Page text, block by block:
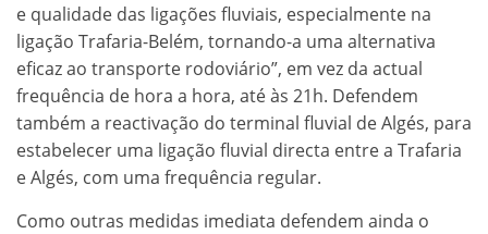
e qualidade das ligações fluviais, especialmente na
ligação Trafaria-Belém, tornando-a uma alternativa
eficaz ao transporte rodoviário”, em vez da actual
frequência de hora a hora, até às 21h. Defendem
também a reactivação do terminal fluvial de Algés, para
estabelecer uma ligação fluvial directa entre a Trafaria
e Algés, com uma frequência regular.
Como outras medidas imediata defendem ainda o